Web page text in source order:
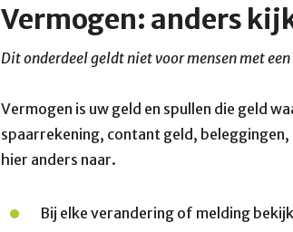
Vermogen: anders
Dit onderdeel geldt niet voor mensen met
Vermogen is uw geld en spullen die geld
spaarrekening, contant geld,
hier anders naar.
Bij elke verandering of melding